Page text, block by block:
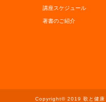
講座スケジュール
著書のご紹介
Copyright© 2019 歌と健康